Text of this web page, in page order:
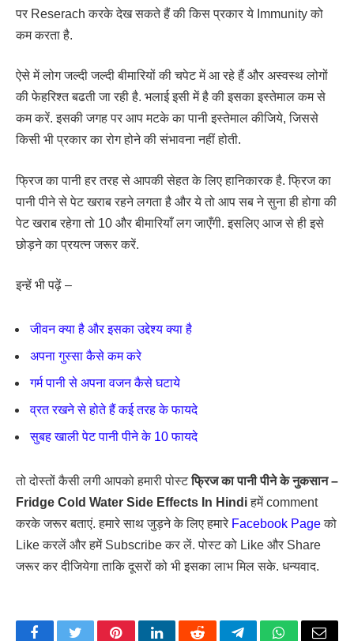
पर Reserach करके देख सकते हैं की किस प्रकार ये Immunity को
कम करता है.
ऐसे में लोग जल्दी जल्दी बीमारियों की चपेट में आ रहे हैं और अस्वस्थ लोगों
की फेहरिश्त बढती जा रही है. भलाई इसी में है की इसका इस्तेमाल कम से
कम करें. इसकी जगह पर आप मटके का पानी इस्तेमाल कीजिये, जिससे
किसी भी प्रकार का रोग होने की संभावना नहीं होती.
फ्रिज का पानी हर तरह से आपकी सेहत के लिए हानिकारक है. फ्रिज का
पानी पीने से पेट खराब रहने लगता है और ये तो आप सब ने सुना ही होगा की
पेट खराब रहेगा तो 10 और बीमारियाँ लग जाएँगी. इसलिए आज से ही इसे
छोड़ने का प्रयत्न जरूर करें.
इन्हें भी पढ़ें –
जीवन क्या है और इसका उद्देश्य क्या है
अपना गुस्सा कैसे कम करे
गर्म पानी से अपना वजन कैसे घटाये
व्रत रखने से होते हैं कई तरह के फायदे
सुबह खाली पेट पानी पीने के 10 फायदे
तो दोस्तों कैसी लगी आपको हमारी पोस्टफ्रिज का पानी पीने के नुकसान –
Fridge Cold Water Side Effects In Hindiहमें comment
करके जरूर बताएं. हमारे साथ जुड़ने के लिए हमारे Facebook Pageको
Like करलें और हमें Subscribe कर लें. पोस्ट को Like और Share
जरूर कर दीजियेगा ताकि दूसरों को भी इसका लाभ मिल सके. धन्यवाद.